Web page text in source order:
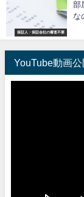
保証人・保証会社の審査不要
部
な
YouTube動画公